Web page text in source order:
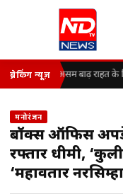
ब्रेकिंग न्यूज़ असम बाढ़ राहत के
मनोरंजन
बॉक्स ऑफिस
रफ्तार धीमी,
‘महावतार